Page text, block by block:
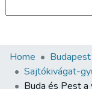
Communities &
All of DSpace
Home
Sajtókivágat-